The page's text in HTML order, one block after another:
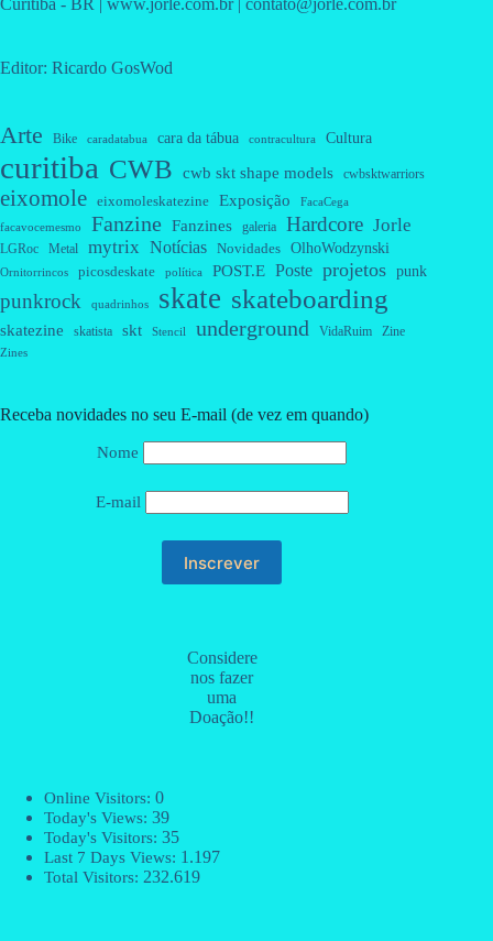
Curitiba - BR | www.jorle.com.br | contato@jorle.com.br
Editor: Ricardo GosWod
Arte Bike caradatabua cara da tábua contracultura Cultura
curitiba CWB cwb skt shape models cwbsktwarriors
eixomole eixomoleskatezine Exposição FacaCega
facavocemesmo Fanzine Fanzines galeria Hardcore Jorle
LGRoc Metal mytrix Notícias Novidades OlhoWodzynski
Ornitorrincos picosdeskate política POST.E Poste projetos punk
punkrock quadrinhos skate skateboarding
skatezine skatista skt Stencil underground VidaRuim Zine
Zines
Receba novidades no seu E-mail (de vez em quando)
Nome
E-mail
Considere
nos fazer
uma
Doação!!
Online Visitors: 0
Today's Views: 39
Today's Visitors: 35
Last 7 Days Views: 1.197
Total Visitors: 232.619